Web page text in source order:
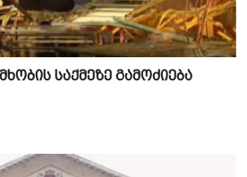
საქმეზე გამოძიება